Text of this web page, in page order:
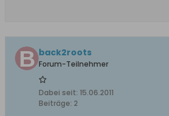
back2roots
Forum-Teilnehmer
Dabei seit: 15.06.2011
Beiträge: 2